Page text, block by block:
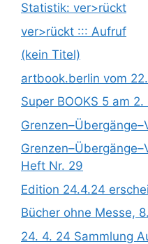
Statistik: ver>rückt
ver>rückt ::: Aufruf
(kein Titel)
artbook.berlin vom
Super BOOKS 5 am
Heft Nr. 29
Edition 24.4.24
Bücher ohne Messe,
24. 4. 24 Sammlung